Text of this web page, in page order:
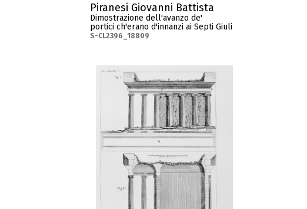
Piranesi Giovanni Battista
Dimostrazione dell'avanzo de'
portici ch'erano d'innanzi ai Septi Giuli
S-CL2396_18809